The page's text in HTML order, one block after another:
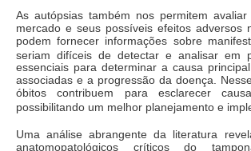
As autópsias também nos permitem
mercado e seus possíveis efeitos adversos
podem fornecer informações sobre
seriam difíceis de detectar e analisar em
essenciais para determinar a causa
associadas e a progressão da doença.
óbitos contribuem para esclarecer
possibilitando um melhor planejamento e
Uma análise abrangente da literatura
anatomopatológicos críticos do